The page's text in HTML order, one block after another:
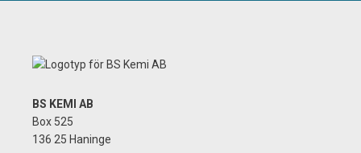
BS KEMI AB
Box 525
136 25 Haninge